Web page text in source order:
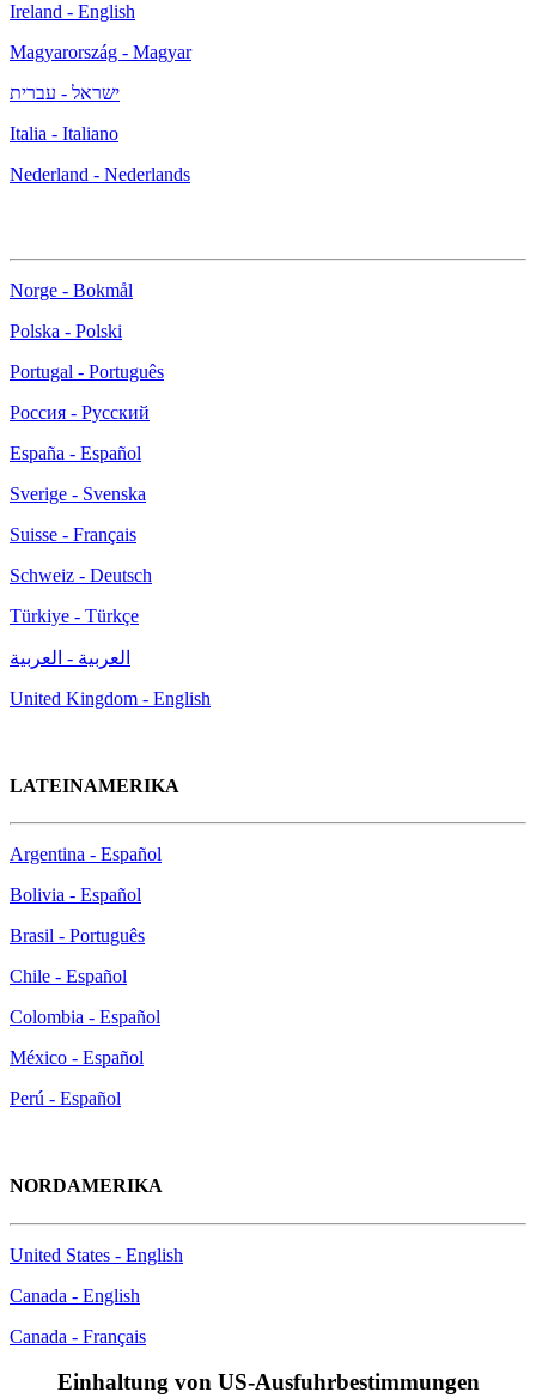
Ireland - English
Magyarország - Magyar
ישראל - עברית
Italia - Italiano
Nederland - Nederlands
Norge - Bokmål
Polska - Polski
Portugal - Português
Россия - Русский
España - Español
Sverige - Svenska
Suisse - Français
Schweiz - Deutsch
Türkiye - Türkçe
العربية - العربية
United Kingdom - English
LATEINAMERIKA
Argentina - Español
Bolivia - Español
Brasil - Português
Chile - Español
Colombia - Español
México - Español
Perú - Español
NORDAMERIKA
United States - English
Canada - English
Canada - Français
Einhaltung von US-Ausfuhrbestimmungen